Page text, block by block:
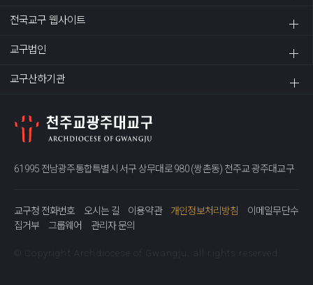
전국교구 웹사이트
교구법인
교구산하기관
61995 전남광주통합특별시 서구 상무대로 980 (쌍촌동) 천주교 광주대교구
교구청 전화번호 오시는 길 이용약관 개인정보처리방침
이메일무단수
집거부
그룹웨어 관리자 문의
© Copyright Archdiocese of Gwangju. all rights reserved.